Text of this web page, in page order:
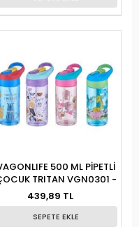
500 ML PİPETLİ
ÇOCUK TRITAN VGN0301 -
439,89 TL
SEPETE EKLE